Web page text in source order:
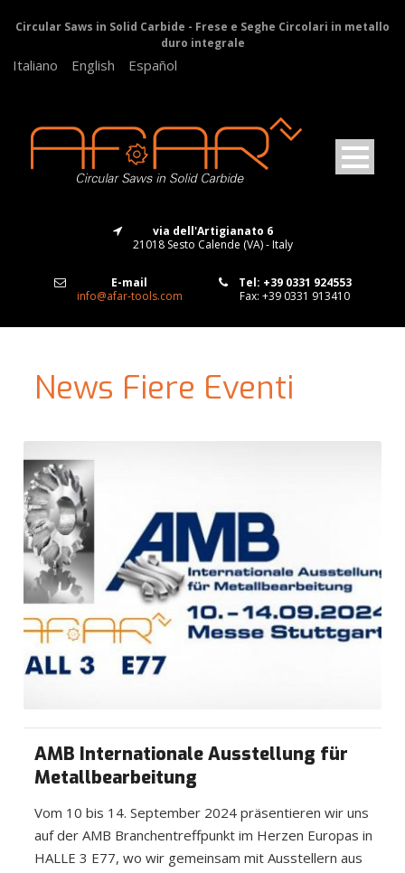
Circular Saws in Solid Carbide - Frese e Seghe Circolari in metallo
duro integrale
Italiano English Español
via dell'Artigianato 6
21018 Sesto Calende (VA) - Italy
E-mail
info@afar-tools.com
Tel: +39 0331 924553
Fax: +39 0331 913410
News Fiere Eventi
AMB Internationale Ausstellung für
Metallbearbeitung
Vom 10 bis 14. September 2024 präsentieren wir uns
auf der AMB Branchentreffpunkt im Herzen Europas in
HALLE 3 E77, wo wir gemeinsam mit Ausstellern aus